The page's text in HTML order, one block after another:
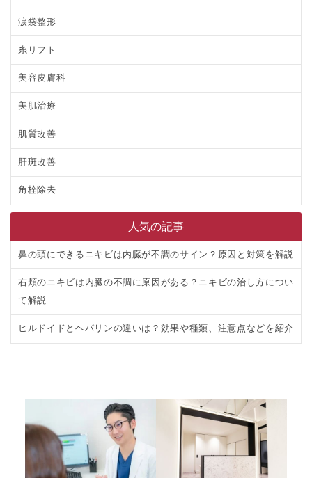
涙袋整形
糸リフト
美容皮膚科
美肌治療
肌質改善
肝斑改善
角栓除去
人気の記事
鼻の頭にできるニキビは内臓が不調のサイン？原因と対策を解説
右頬のニキビは内臓の不調に原因がある？ニキビの治し方につい
て解説
ヒルドイドとヘパリンの違いは？効果や種類、注意点などを紹介